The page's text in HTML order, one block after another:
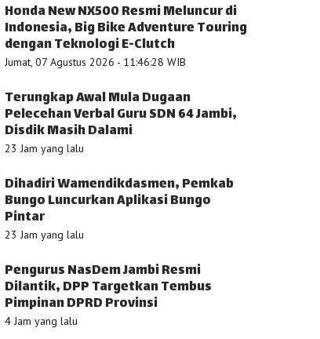
Honda New NX500 Resmi Meluncur di
Indonesia, Big Bike Adventure Touring
dengan Teknologi E-Clutch
Jumat, 07 Agustus 2026 - 11:46:28 WIB
Terungkap Awal Mula Dugaan
Pelecehan Verbal Guru SDN 64 Jambi,
Disdik Masih Dalami
23 Jam yang lalu
Dihadiri Wamendikdasmen, Pemkab
Bungo Luncurkan Aplikasi Bungo
Pintar
23 Jam yang lalu
Pengurus NasDem Jambi Resmi
Dilantik, DPP Targetkan Tembus
Pimpinan DPRD Provinsi
4 Jam yang lalu